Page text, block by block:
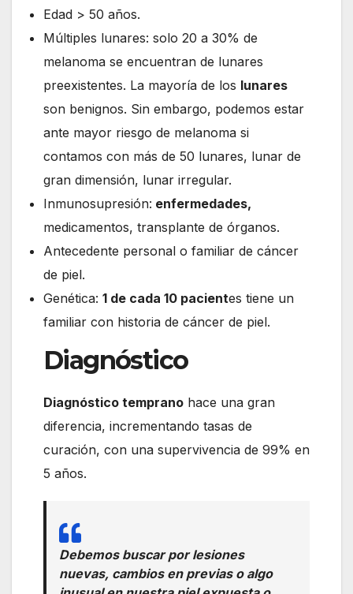
Edad > 50 años.
Múltiples lunares: solo 20 a 30% de
melanoma se encuentran de lunares
preexistentes. La mayoría de los lunares
son benignos. Sin embargo, podemos estar
ante mayor riesgo de melanoma si
contamos con más de 50 lunares, lunar de
gran dimensión, lunar irregular.
Inmunosupresión: enfermedades,
medicamentos, transplante de órganos.
Antecedente personal o familiar de cáncer
de piel.
Genética: 1 de cada 10 pacientes tiene un
familiar con historia de cáncer de piel.
Diagnóstico
Diagnóstico temprano hace una gran
diferencia, incrementando tasas de
curación, con una supervivencia de 99% en
5 años.
Debemos buscar por lesiones
nuevas, cambios en previas o algo